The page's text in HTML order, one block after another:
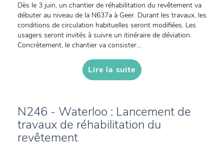
Dès le 3 juin, un chantier de réhabilitation du revêtement va
débuter au niveau de la N637a à Geer. Durant les travaux, les
conditions de circulation habituelles seront modifiées. Les
usagers seront invités à suivre un itinéraire de déviation.
Concrètement, le chantier va consister...
Lire la suite
N246 - Waterloo : Lancement de
travaux de réhabilitation du
revêtement